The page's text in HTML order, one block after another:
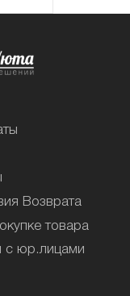
Возврата
товара
с юр.лицами